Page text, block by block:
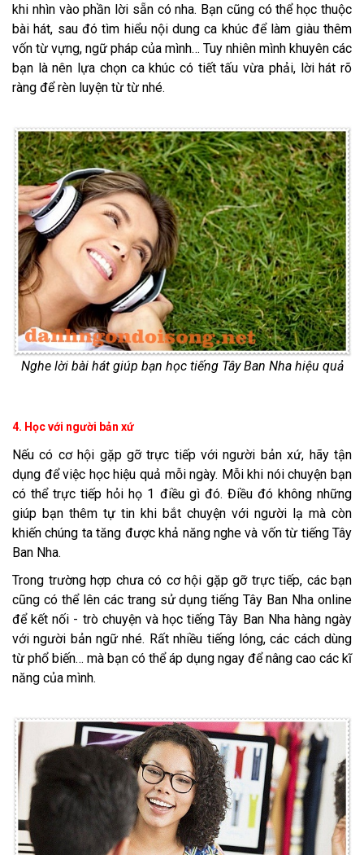
khi nhìn vào phần lời sẵn có nha. Bạn cũng có thể học thuộc
bài hát, sau đó tìm hiểu nội dung ca khúc để làm giàu thêm
vốn từ vựng, ngữ pháp của mình… Tuy nhiên mình khuyên các
bạn là nên lựa chọn ca khúc có tiết tấu vừa phải, lời hát rõ
ràng để rèn luyện từ từ nhé.
Nghe lời bài hát giúp bạn học tiếng Tây Ban Nha hiệu quả
4. Học với người bản xứ
Nếu có cơ hội gặp gỡ trực tiếp với người bản xứ, hãy tận
dụng để việc học hiệu quả mỗi ngày. Mỗi khi nói chuyện bạn
có thể trực tiếp hỏi họ 1 điều gì đó. Điều đó không những
giúp bạn thêm tự tin khi bắt chuyện với người lạ mà còn
khiến chúng ta tăng được khả năng nghe và vốn từ tiếng Tây
Ban Nha.
Trong trường hợp chưa có cơ hội gặp gỡ trực tiếp, các bạn
cũng có thể lên các trang sử dụng tiếng Tây Ban Nha online
để kết nối - trò chuyện và học tiếng Tây Ban Nha hàng ngày
với người bản ngữ nhé. Rất nhiều tiếng lóng, các cách dùng
từ phổ biến… mà bạn có thể áp dụng ngay để nâng cao các kĩ
năng của mình.